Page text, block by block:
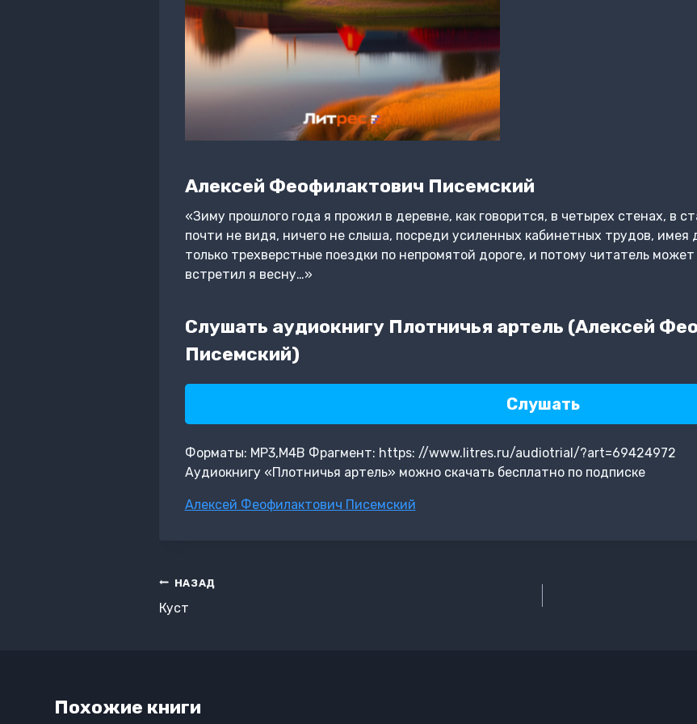
Алексей Феофилактович Писемский
«Зиму прошлого года я прожил в деревне, как говорится, в четырех стенах, в
почти не видя, ничего не слыша, посреди усиленных кабинетных трудов, имея
только трехверстные поездки по непромятой дороге, и потому читатель
встретил я весну…»
Слушать аудиокнигу Плотничья артель (Алексей
Писемский)
Слушать
Форматы: MP3,M4B Фрагмент: https: //www.litres.ru/audiotrial/?art=69424972
Аудиокнигу «Плотничья артель» можно скачать бесплатно по подписке
Метки
Алексей Феофилактович Писемский
Навигация
по
НАЗАД
Куст
Похожие книги